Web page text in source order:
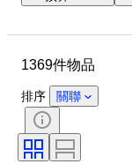
狀態
細度
技術
時代
出售者：
1369件物品
排序 關聯